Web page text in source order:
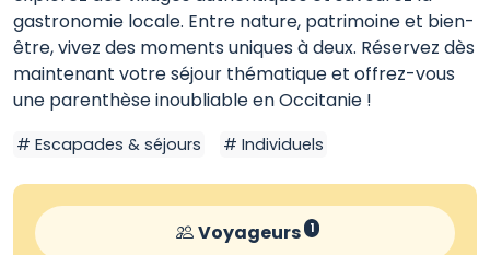
gastronomie locale. Entre nature, patrimoine et bien-
être, vivez des moments uniques à deux. Réservez dès
maintenant votre séjour thématique et offrez-vous
une parenthèse inoubliable en Occitanie !
Escapades & séjours Individuels
Voyageurs 1